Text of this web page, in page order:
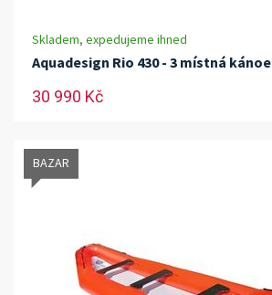
Skladem, expedujeme ihned
Aquadesign Rio 430 - 3 místná kánoe
30 990 Kč
BAZAR